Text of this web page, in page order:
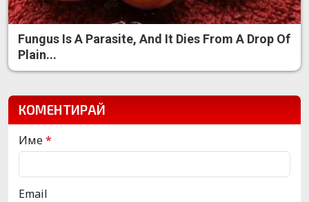
Fungus Is A Parasite, And It Dies From A Drop Of
Plain...
КОМЕНТИРАЙ
Име*
Email